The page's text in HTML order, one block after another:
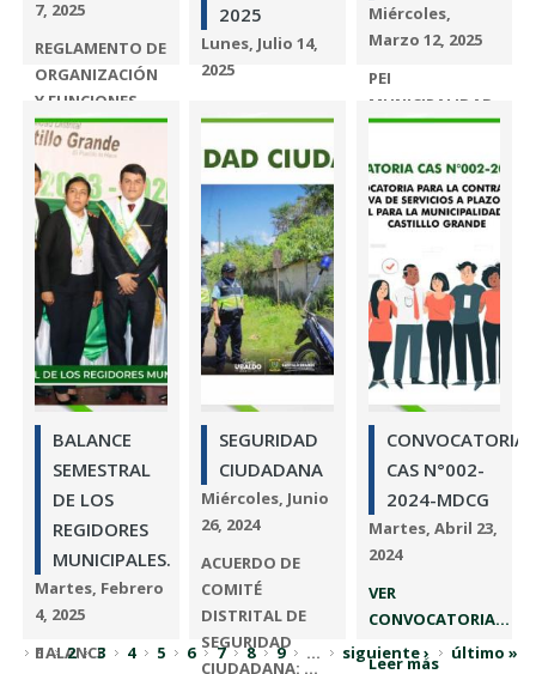
7, 2025
REGLAMENTO DE
ORGANIZACIÓN
Y FUNCIONES
Ver
Documento: ...
Leer más
2025
Lunes, Julio 14,
2025
LOS REGIDORES
MUNICIPALES 2025
-I
VER
DOCUMENTO...
Leer más
Miércoles,
Marzo 12, 2025
PEI
MUNICIPALIDAD
DISTRITAL DE
GRANDE - V6: ...
Leer más
BALANCE
SEMESTRAL
DE LOS
REGIDORES
MUNICIPALES.
Martes, Febrero
4, 2025
BALANCE
SEGURIDAD
CIUDADANA
Miércoles, Junio
26, 2024
ACUERDO DE
COMITÉ
DISTRITAL DE
SEGURIDAD
CIUDADANA: ...
CONVOCATORIA
CAS N°002-
2024-MDCG
Martes, Abril 23,
2024
VER
CONVOCATORIA...
Leer más
1 2 3 4 5 6 7 8 9 … siguiente › último »